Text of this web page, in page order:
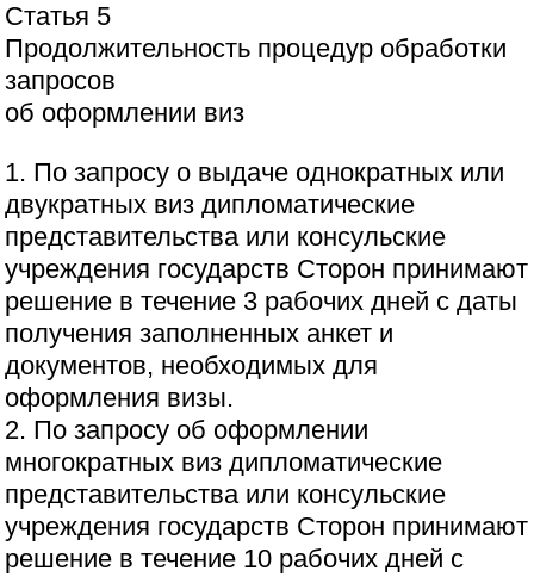
Статья 5
Продолжительность процедур обработки
запросов
об оформлении виз
1. По запросу о выдаче однократных или
двукратных виз дипломатические
представительства или консульские
учреждения государств Сторон принимают
решение в течение 3 рабочих дней с даты
получения заполненных анкет и
документов, необходимых для
оформления визы.
2. По запросу об оформлении
многократных виз дипломатические
представительства или консульские
учреждения государств Сторон принимают
решение в течение 10 рабочих дней с